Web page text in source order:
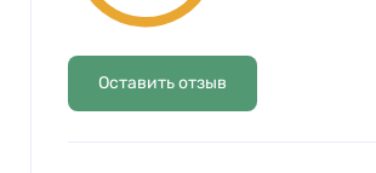
Оставить отзыв